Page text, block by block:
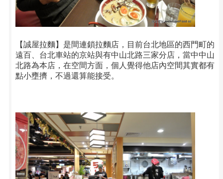
【誠屋拉麵】是間連鎖拉麵店，目前台北地區的西門町的
遠百、台北車站的京站與有中山北路三家分店，當中中山
北路為本店，在空間方面，個人覺得他店內空間其實都有
點小壅擠，不過還算能接受。